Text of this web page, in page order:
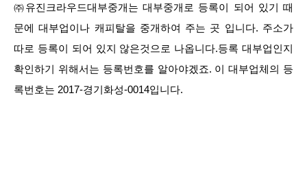
㈜유진크라우드대부중개는 대부중개로 등록이 되어 있기 때
문에 대부업이나 캐피탈을 중개하여 주는 곳 입니다. 주소가
따로 등록이 되어 있지 않은것으로 나옵니다.등록 대부업인지
확인하기 위해서는 등록번호를 알아야겠죠. 이 대부업체의 등
록번호는 2017-경기화성-0014입니다.